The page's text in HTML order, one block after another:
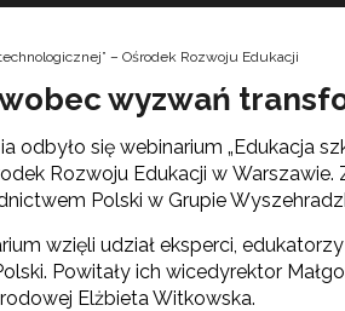
– Ośrodek Rozwoju Edukacji
wyzwań
odbyło się webinarium „Edukacja
Rozwoju Edukacji w
Polski w Grupie
wzięli udział eksperci,
Powitały ich wicedyrektor
Elżbieta Witkowska.